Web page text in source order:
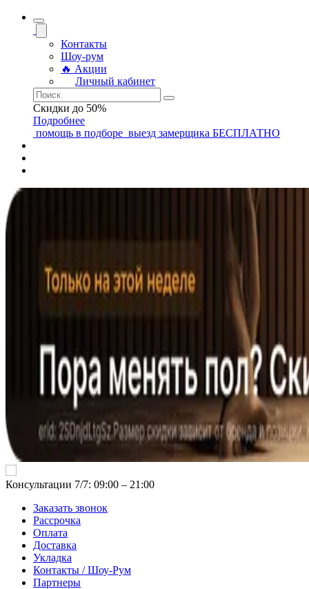
Контакты
Шоу-рум
🔥 Акции
Личный кабинет
Скидки до 50%
Подробнее
помощь в подборе выезд замерщика БЕСПЛАТНО
Консультации 7/7: 09:00 ‒ 21:00
Заказать звонок
Рассрочка
Оплата
Доставка
Укладка
Контакты / Шоу-Рум
Партнеры